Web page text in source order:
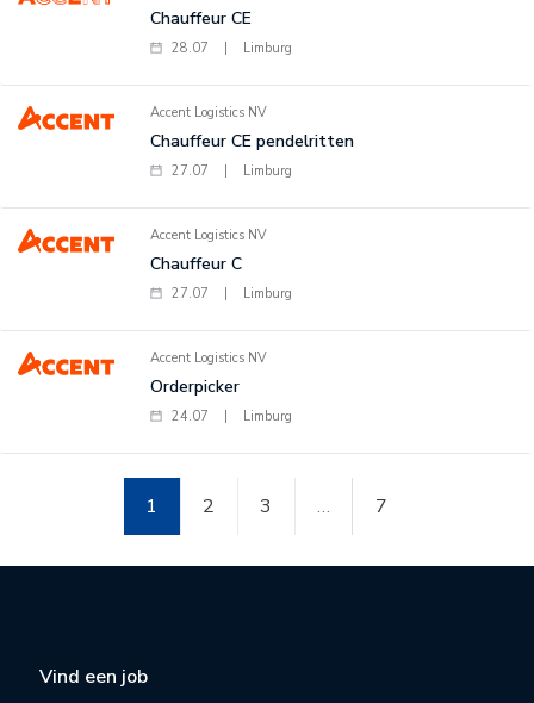
Chauffeur CE
28.07 Limburg
Accent Logistics NV
Chauffeur CE pendelritten
27.07 Limburg
Accent Logistics NV
Chauffeur C
27.07 Limburg
Accent Logistics NV
Orderpicker
24.07 Limburg
1 2 3 … 7
Vind een job